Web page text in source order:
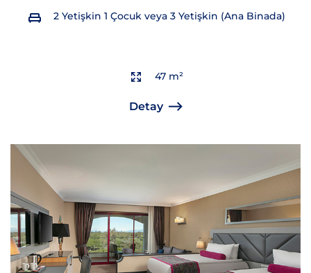
2 Yetişkin 1 Çocuk veya 3 Yetişkin (Ana Binada)
47 m²
Detay